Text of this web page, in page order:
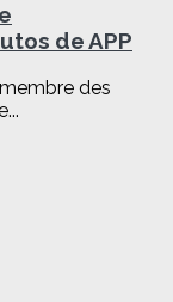
de APP
des